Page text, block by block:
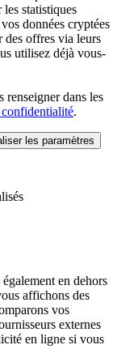
statistiques
données cryptées
des offres via leurs
utilisez déjà vous-
dans les
.
les paramètres
en dehors
affichons des
vos
externes
en ligne si vous